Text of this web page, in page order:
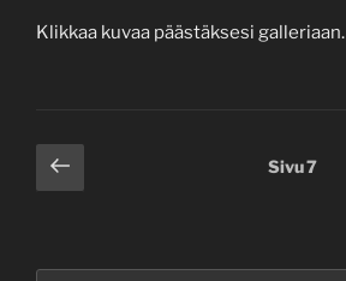
Klikkaa kuvaa päästäksesi galleriaan.
Artikkelien
sivutus
Edellinen
sivu
Sivu7